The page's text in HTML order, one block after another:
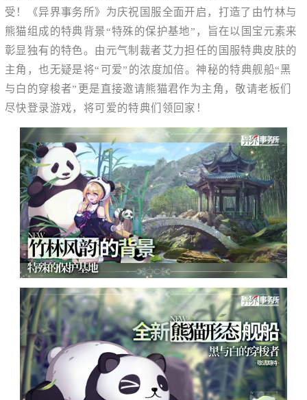
受！《异界事务所》为庆祝国服全面开启，打造了由竹林与
熊猫组成的特典背景“特殊的保护基地”，旨在以国宝元素来
彰显独有的特色。由元气制裁者艾力担任的国服特典皮肤的
主角，也无疑是将“可爱”的浓度加倍。神秘的特典舰船“黑
与白的穿梭者”更是直接邀请熊猫君作为主角，敬请老板们
尽快登录游戏，将可爱的特典们领回家！